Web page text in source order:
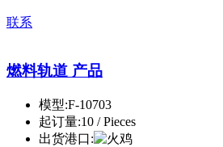
联系
燃料轨道 产品
模型:F-10703
起订量:10 / Pieces
出货港口: